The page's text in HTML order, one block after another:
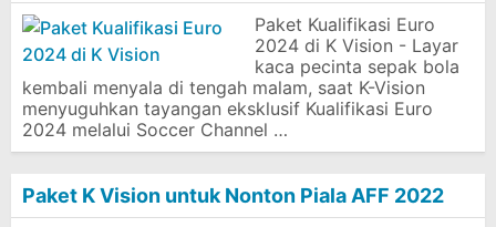
Paket Kualifikasi Euro
2024 di K Vision - Layar
kaca pecinta sepak bola
kembali menyala di tengah malam, saat K-Vision
menyuguhkan tayangan eksklusif Kualifikasi Euro
2024 melalui Soccer Channel …
Paket K Vision untuk Nonton Piala AFF 2022